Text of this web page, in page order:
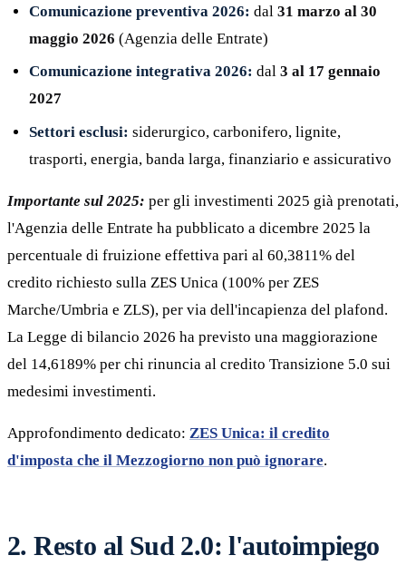
Comunicazione preventiva 2026: dal 31 marzo al 30
maggio 2026 (Agenzia delle Entrate)
Comunicazione integrativa 2026: dal 3 al 17 gennaio
2027
Settori esclusi: siderurgico, carbonifero, lignite,
trasporti, energia, banda larga, finanziario e assicurativo
Importante sul 2025: per gli investimenti 2025 già prenotati,
l'Agenzia delle Entrate ha pubblicato a dicembre 2025 la
percentuale di fruizione effettiva pari al 60,3811% del
credito richiesto sulla ZES Unica (100% per ZES
Marche/Umbria e ZLS), per via dell'incapienza del plafond.
La Legge di bilancio 2026 ha previsto una maggiorazione
del 14,6189% per chi rinuncia al credito Transizione 5.0 sui
medesimi investimenti.
Approfondimento dedicato: ZES Unica: il credito
d'imposta che il Mezzogiorno non può ignorare.
2. Resto al Sud 2.0: l'autoimpiego